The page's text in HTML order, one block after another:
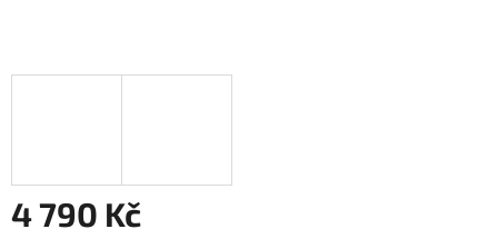
4 790 Kč